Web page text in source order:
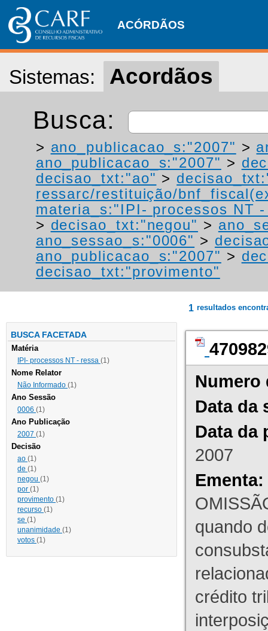
ACÓRDÃOS
Sistemas: Acordãos
Busca:
> ano_publicacao_s:"2007" >
ano_publicacao_s:"2007" >
decisao_txt:"ao" >
ressarc/restituição/
materia_s:"IPI- processos NT
> decisao_txt:"negou" >
ano_sessao_s:"0006" >
ano_publicacao_s:"2007" >
decisao_txt:"provimento"
BUSCA FACETADA
Matéria
IPI- processos NT - ressa (1)
Nome Relator
Não Informado (1)
Ano Sessão
0006 (1)
Ano Publicação
2007 (1)
Decisão
ao (1)
de (1)
negou (1)
por (1)
provimento (1)
recurso (1)
se (1)
unanimidade (1)
votos (1)
1 resultados
Numero
Data da
Data da
2007
Ementa:
quando
crédito